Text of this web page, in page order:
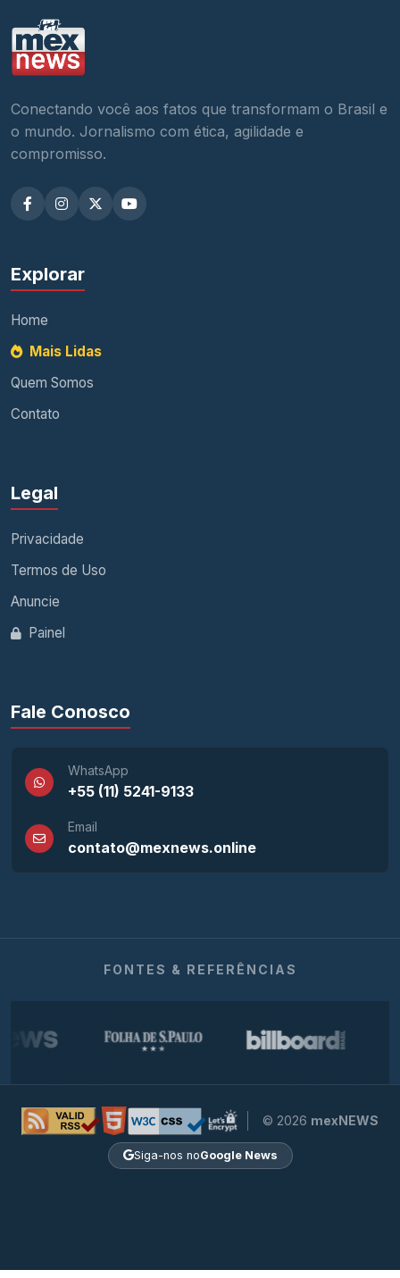
Conectando você aos fatos que transformam o Brasil e
o mundo. Jornalismo com ética, agilidade e
compromisso.
Explorar
Home
Mais Lidas
Quem Somos
Contato
Legal
Privacidade
Termos de Uso
Anuncie
Painel
Fale Conosco
WhatsApp
+55 (11) 5241-9133
Email
contato@mexnews.online
FONTES & REFERÊNCIAS
© 2026 mexNEWS
Siga-nos noGoogle News